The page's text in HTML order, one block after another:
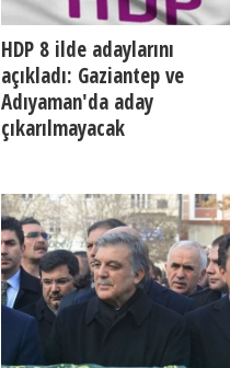
HDP 8 ilde adaylarını
açıkladı: Gaziantep ve
Adıyaman'da aday
çıkarılmayacak